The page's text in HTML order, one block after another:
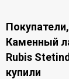
Каменный
Rubis
купили